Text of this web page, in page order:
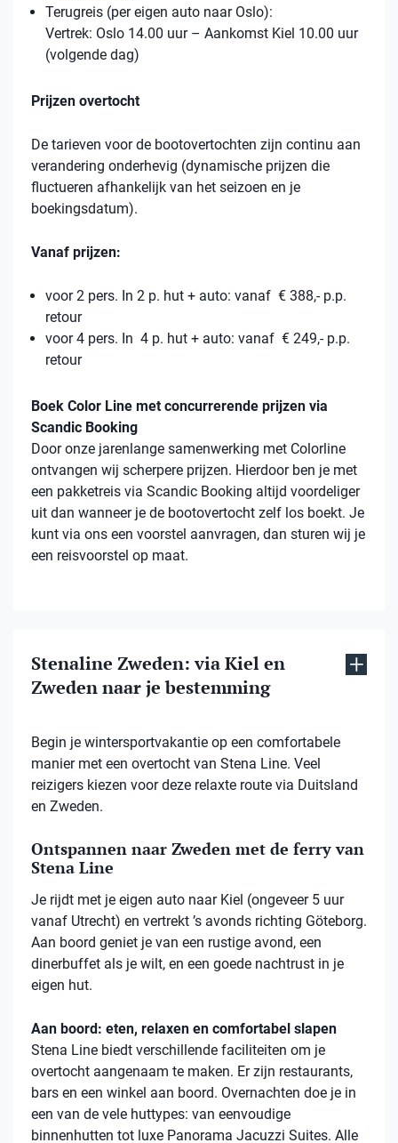
Terugreis (per eigen auto naar Oslo):
Vertrek: Oslo 14.00 uur – Aankomst Kiel 10.00 uur
(volgende dag)
Prijzen overtocht
De tarieven voor de bootovertochten zijn continu aan
verandering onderhevig (dynamische prijzen die
fluctueren afhankelijk van het seizoen en je
boekingsdatum).
Vanaf prijzen:
voor 2 pers. In 2 p. hut + auto: vanaf € 388,- p.p.
retour
voor 4 pers. In 4 p. hut + auto: vanaf € 249,- p.p.
retour
Boek Color Line met concurrerende prijzen via
Scandic Booking
Door onze jarenlange samenwerking met Colorline
ontvangen wij scherpere prijzen. Hierdoor ben je met
een pakketreis via Scandic Booking altijd voordeliger
uit dan wanneer je de bootovertocht zelf los boekt. Je
kunt via ons een voorstel aanvragen, dan sturen wij je
een reisvoorstel op maat.
Stenaline Zweden: via Kiel en
Zweden naar je bestemming
Begin je wintersportvakantie op een comfortabele
manier met een overtocht van Stena Line. Veel
reizigers kiezen voor deze relaxte route via Duitsland
en Zweden.
Ontspannen naar Zweden met de ferry van
Stena Line
Je rijdt met je eigen auto naar Kiel (ongeveer 5 uur
vanaf Utrecht) en vertrekt ’s avonds richting Göteborg.
Aan boord geniet je van een rustige avond, een
dinerbuffet als je wilt, en een goede nachtrust in je
eigen hut.
Aan boord: eten, relaxen en comfortabel slapen
Stena Line biedt verschillende faciliteiten om je
overtocht aangenaam te maken. Er zijn restaurants,
bars en een winkel aan boord. Overnachten doe je in
een van de vele huttypes: van eenvoudige
binnenhutten tot luxe Panorama Jacuzzi Suites. Alle